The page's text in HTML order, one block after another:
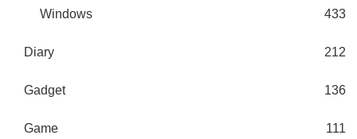
Windows 433
Diary 212
Gadget 136
Game 111